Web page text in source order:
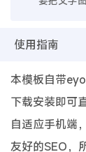
使用指南
本模板自带
下载安装即可
自适应手机端
友好的SEO，